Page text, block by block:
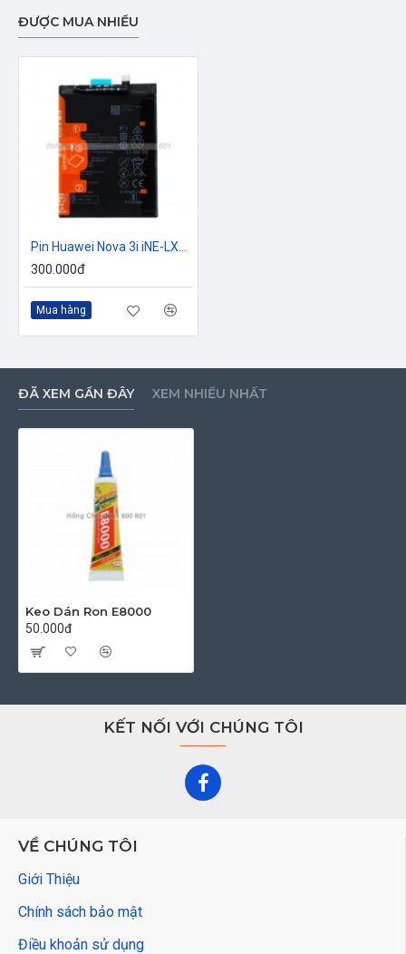
- Thời gian keo dán E8000 khô khoảng 10 phút
khoảng 30 phút để keo thực sự khô
CẦN HỖ TRỢ GẤP QUÝ KHÁCH VUI LÒNG
LIÊN HỆ HOTLINE 0961 600 601
TRỢ NHANH NHẤT
ĐƯỢC MUA NHIỀU
300.000đ
Mua hàng
ĐÃ XEM GẦN ĐÂY XEM NHIỀU NHẤT
Keo Dán Ron E8000
50.000đ
KẾT NỐI VỚI CHÚNG TÔI
VỀ CHÚNG TÔI
Giới Thiệu
Chính sách bảo mật
Điều khoản sử dụng